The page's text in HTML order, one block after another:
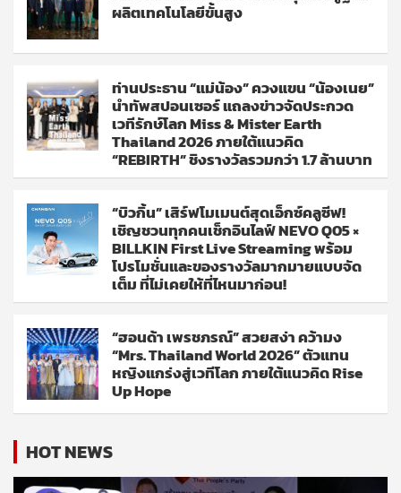
ผลิตเทคโนโลยีขั้นสูง
ท่านประธาน “แม่น้อง” ควงแขน “น้องเนย”
นำทัพสปอนเซอร์ แถลงข่าวจัดประกวด
เวทีรักษ์โลก Miss & Mister Earth
Thailand 2026 ภายใต้แนวคิด
“REBIRTH” ชิงรางวัลรวมกว่า 1.7 ล้านบาท
“บิวกิ้น” เสิร์ฟโมเมนต์สุดเอ็กซ์คลูซีฟ!
เชิญชวนทุกคนเช็กอินไลฟ์ NEVO Q05 ×
BILLKIN First Live Streaming พร้อม
โปรโมชั่นและของรางวัลมากมายแบบจัด
เต็ม ที่ไม่เคยให้ที่ไหนมาก่อน!
“ฮอนด้า เพรชภรณ์” สวยสง่า คว้ามง
“Mrs. Thailand World 2026” ตัวแทน
หญิงแกร่งสู่เวทีโลก ภายใต้แนวคิด Rise
Up Hope
HOT NEWS